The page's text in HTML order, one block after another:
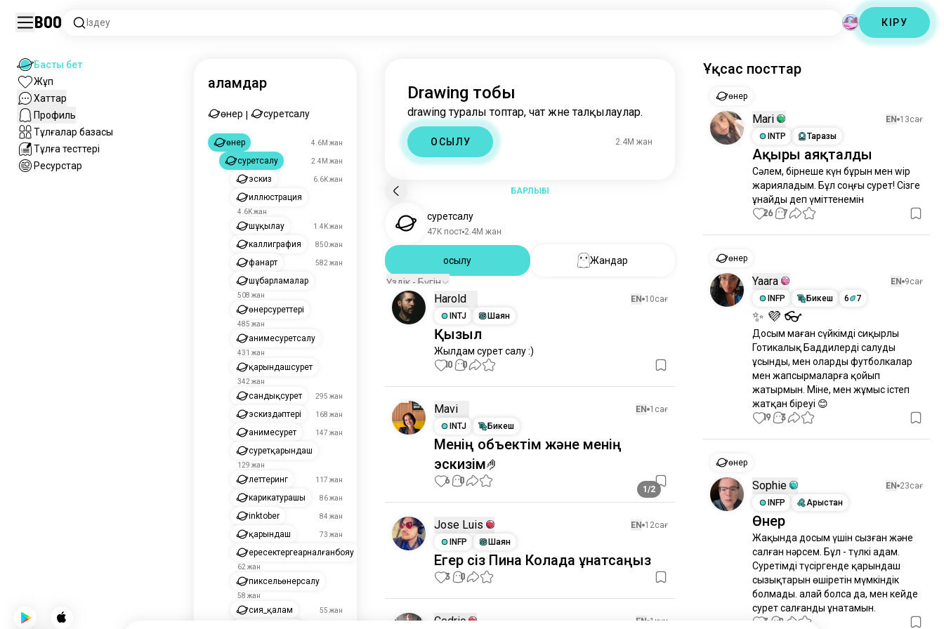
Boo Іздеу КІРУ
Басты бет
Жұп
Хаттар
Профиль
Тұлғалар базасы
Тұлға тесттері
Ресурстар
Ғаламдар
өнер суретсалу
өнер 4.6M жан
суретсалу 2.4M жан
эскиз 6.6K жан
иллюстрация
4.6K жан
шұқылау 1.4K жан
каллиграфия 850 жан
фанарт 582 жан
шұбарламалар
508 жан
өнерсуреттері
485 жан
анимесуретсалу
431 жан
қарындашсурет
342 жан
сандықсурет 295 жан
эскиздәптері 168 жан
анимесурет 147 жан
суретқарындаш
129 жан
леттеринг 117 жан
карикатурашы 86 жан
inktober 84 жан
қарындаш 73 жан
ересектергеарналғанбояу
62 жан
пиксельөнерсалу
58 жан
сия_қалам 55 жан
Drawing тобы
drawing туралы топтар, чат және талқылаулар.
ҚОСЫЛУ 2.4M жан
БАРЛЫҒЫ
суретсалу
47K пост 2.4M жан
Қосылу
Жандар
Үздік - Бүгін
Harold EN 10сағ
INTJ
Шаян
Қызыл
Жылдам сурет салу :)
10 0
Mavi EN 1сағ
INTJ
Бикеш
Менің объектім және менің
эскизім🤌
1/2
6 0
Jose Luis EN 12сағ
INFP
Шаян
Егер сіз Пина Колада ұнатсаңыз
3 0
Cedric EN 1күн
Ұқсас посттар
өнер
Mari EN 13сағ
INTP
Таразы
Ақыры аяқталды
Сәлем, бірнеше күн бұрын мен wip
жарияладым. Бұл соңғы сурет! Сізге
ұнайды деп үміттенемін
26 7
өнер
Yaara EN 9сағ
INFP
Бикеш 6 7
✨ 💜 👓
Досым маған сүйкімді сиқырлы
Готикалық Баддилерді салуды
ұсынды, мен оларды футболкалар
мен жапсырмаларға қойып
жатырмын. Міне, мен жұмыс істеп
жатқан біреуі 😊
19 3
өнер
Sophie EN 23сағ
INFP
Арыстан
Өнер
Жақында досым үшін сызған және
салған нәрсем. Бұл - түлкі адам.
Суретімді түсіргенде қарындаш
сызықтарын өшіретін мүмкіндік
болмады. Қалай болса да, мен кейде
сурет салғанды ұнатамын.
3 0